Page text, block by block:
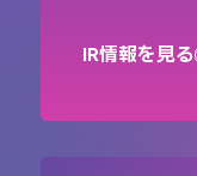
IR情報を見る